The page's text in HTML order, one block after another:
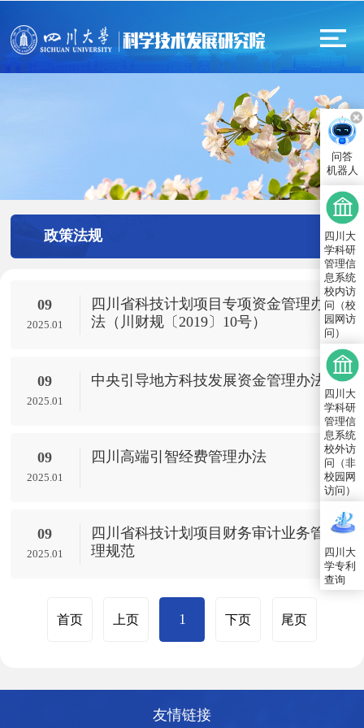
政策法规
09
2025.01
四川省科技计划项目专项资金管理办
法（川财规〔2019〕10号）
09
2025.01
中央引导地方科技发展资金管理办法
09
2025.01
四川高端引智经费管理办法
09
2025.01
四川省科技计划项目财务审计业务管
理规范
首页 上页 1 下页 尾页
友情链接
问答
机器人
四川大
学科研
管理信
息系统
校内访
问（校
园网访
问）
四川大
学科研
管理信
息系统
校外访
问（非
校园网
访问）
四川大
学专利
查询